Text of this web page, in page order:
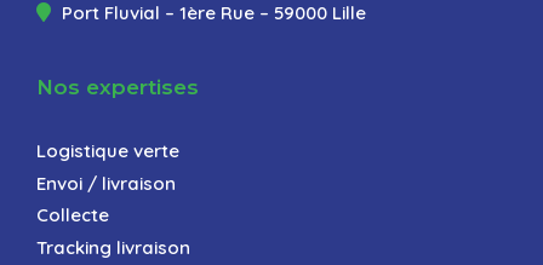
Port Fluvial – 1ère Rue – 59000 Lille
Nos expertises
Logistique verte
Envoi / livraison
Collecte
Tracking livraison